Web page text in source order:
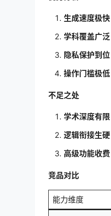
生成速度极快
学科覆盖广泛
隐私保护到位
操作门槛极低
不足之处
学术深度有限
逻辑衔接生硬
高级功能收费
竞品对比
能力维度